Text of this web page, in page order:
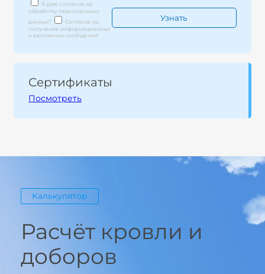
Я даю согласие на
обработку персональных
данных*
Согласие на
получение информационных
и рекламных сообщений
Сертификаты
Посмотреть
Калькулятор
Расчёт кровли и
доборов